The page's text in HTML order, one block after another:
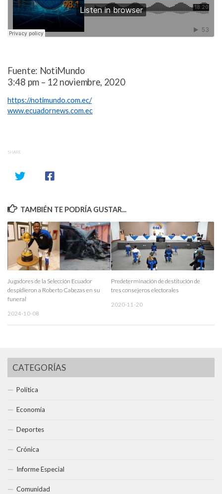
Fuente: NotiMundo
3:48 pm – 12 noviembre, 2020
https://notimundo.com.ec/
www.ecuadornews.com.ec
SHARE
TAMBIÉN TE PODRÍA GUSTAR...
Jugadores de la Selección Ecuador
despidieron a Roberto Cabezas en su
funeral
2024-10-08
Predeterminación de destitución de
tres consejeros electorales
2020-11-20
CATEGORÍAS
Política
Economía
Deportes
Crónica
Informe Especial
Comunidad